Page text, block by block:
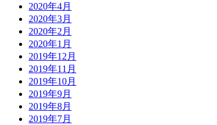
2020年4月
2020年3月
2020年2月
2020年1月
2019年12月
2019年11月
2019年10月
2019年9月
2019年8月
2019年7月